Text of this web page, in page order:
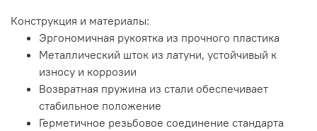
Конструкция и материалы:
Эргономичная рукоятка из прочного пластика
Металлический шток из латуни, устойчивый к
износу и коррозии
Возвратная пружина из стали обеспечивает
стабильное положение
Герметичное резьбовое соединение стандарта